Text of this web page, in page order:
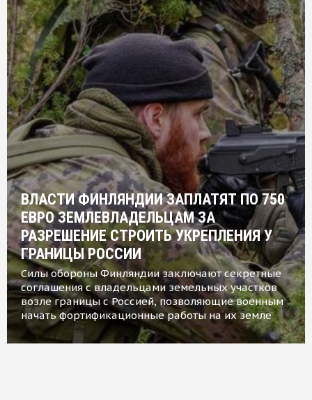
ВЛАСТИ ФИНЛЯНДИИ ЗАПЛАТЯТ ПО 750
ЕВРО ЗЕМЛЕВЛАДЕЛЬЦАМ ЗА
РАЗРЕШЕНИЕ СТРОИТЬ УКРЕПЛЕНИЯ У
ГРАНИЦЫ РОССИИ
Силы обороны Финляндии заключают секретные
соглашения с владельцами земельных участков
возле границы с Россией, позволяющие военным
начать фортификационные работы на их земле